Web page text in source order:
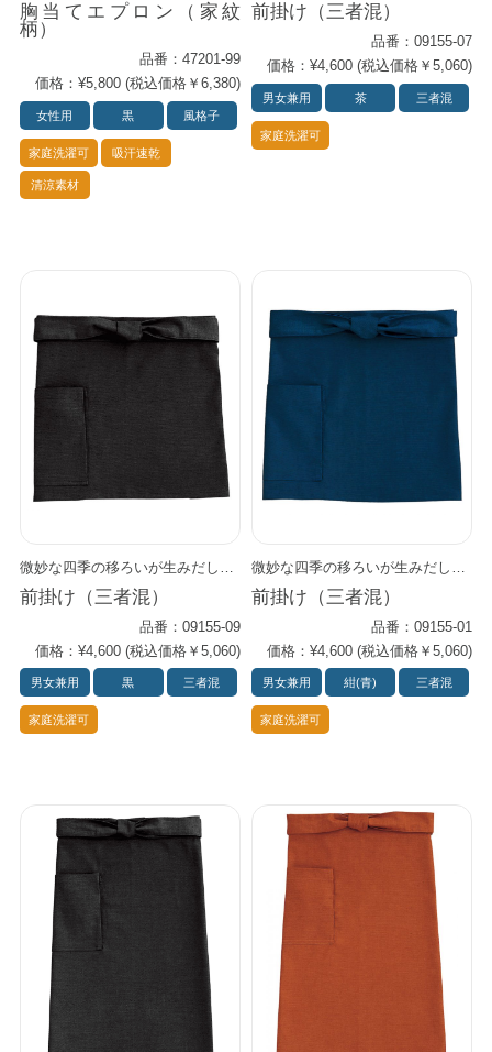
胸当てエプロン（家紋
柄）
品番：47201-99
価格：¥5,800 (税込価格￥6,380)
女性用 黒 風格子
家庭洗濯可 吸汗速乾
清涼素材
前掛け（三者混）
品番：09155-07
価格：¥4,600 (税込価格￥5,060)
男女兼用 茶 三者混
家庭洗濯可
微妙な四季の移ろいが生みだした深みのある自然の色を三者混で表現しました。 綿と麻を加えた品のある佇まいが日本の心を演出します。
前掛け（三者混）
品番：09155-09
価格：¥4,600 (税込価格￥5,060)
男女兼用 黒 三者混
家庭洗濯可
微妙な四季の移ろいが生みだした深みのある自然の色を三者混で表現しました。 綿と麻を加えた品のある佇まいが日本の心を演出します。
前掛け（三者混）
品番：09155-01
価格：¥4,600 (税込価格￥5,060)
男女兼用 紺(青) 三者混
家庭洗濯可